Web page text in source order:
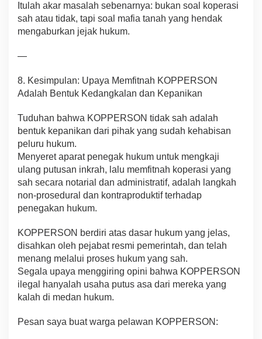
Itulah akar masalah sebenarnya: bukan soal koperasi
sah atau tidak, tapi soal mafia tanah yang hendak
mengaburkan jejak hukum.
—
8. Kesimpulan: Upaya Memfitnah KOPPERSON
Adalah Bentuk Kedangkalan dan Kepanikan
Tuduhan bahwa KOPPERSON tidak sah adalah
bentuk kepanikan dari pihak yang sudah kehabisan
peluru hukum.
Menyeret aparat penegak hukum untuk mengkaji
ulang putusan inkrah, lalu memfitnah koperasi yang
sah secara notarial dan administratif, adalah langkah
non-prosedural dan kontraproduktif terhadap
penegakan hukum.
KOPPERSON berdiri atas dasar hukum yang jelas,
disahkan oleh pejabat resmi pemerintah, dan telah
menang melalui proses hukum yang sah.
Segala upaya menggiring opini bahwa KOPPERSON
ilegal hanyalah usaha putus asa dari mereka yang
kalah di medan hukum.
Pesan saya buat warga pelawan KOPPERSON: